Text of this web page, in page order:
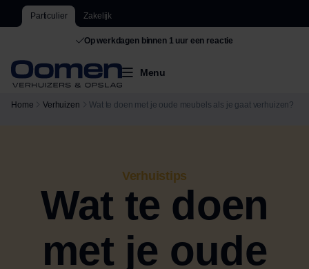
Particulier Zakelijk
Op werkdagen binnen 1 uur een reactie
Menu
Home Verhuizen Wat te doen met je oude meubels als je gaat verhuizen?
Verhuistips
Wat te doen
met je oude